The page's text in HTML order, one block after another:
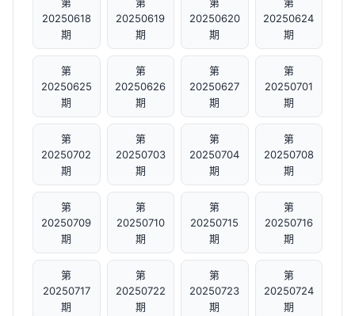
20250618
期
20250619
期
20250620
期
20250624
期
第
20250625
期
第
20250626
期
第
20250627
期
第
20250701
期
第
20250702
期
第
20250703
期
第
20250704
期
第
20250708
期
第
20250709
期
第
20250710
期
第
20250715
期
第
20250716
期
第
20250717
期
第
20250722
期
第
20250723
期
第
20250724
期